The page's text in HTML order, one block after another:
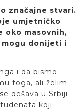
značajne stvari.
umjetničko
oko masovnih,
mogu donijeti i
i da bismo
toga, ali želim
dešava u Srbiji
koji